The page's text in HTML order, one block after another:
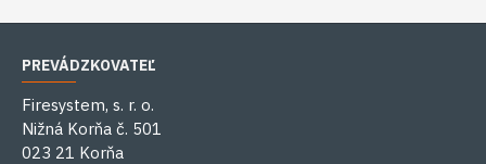
PREVÁDZKOVATEĽ
Firesystem, s. r. o.
Nižná Korňa č. 501
023 21 Korňa